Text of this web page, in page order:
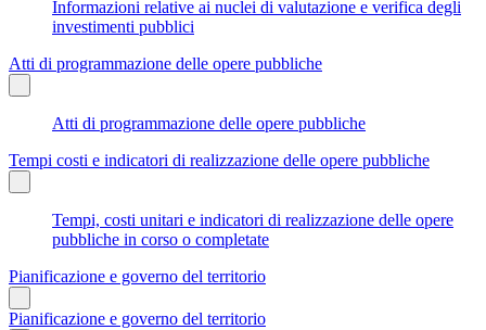
Informazioni relative ai nuclei di valutazione e verifica degli
investimenti pubblici
Atti di programmazione delle opere pubbliche
Atti di programmazione delle opere pubbliche
Tempi costi e indicatori di realizzazione delle opere pubbliche
Tempi, costi unitari e indicatori di realizzazione delle opere
pubbliche in corso o completate
Pianificazione e governo del territorio
Pianificazione e governo del territorio